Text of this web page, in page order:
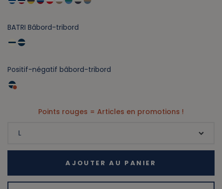
BATRI Bâbord-tribord
Positif-négatif bâbord-tribord
Points rouges = Articles en promotions !
AJOUTER AU PANIER